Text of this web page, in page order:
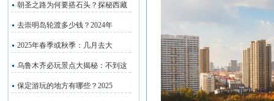
朝圣之路为何要搭石头？探秘西藏
去崇明岛轮渡多少钱？2024年
2025年春季或秋季：几月去大
乌鲁木齐必玩景点大揭秘：不到这
保定游玩的地方有哪些？2025